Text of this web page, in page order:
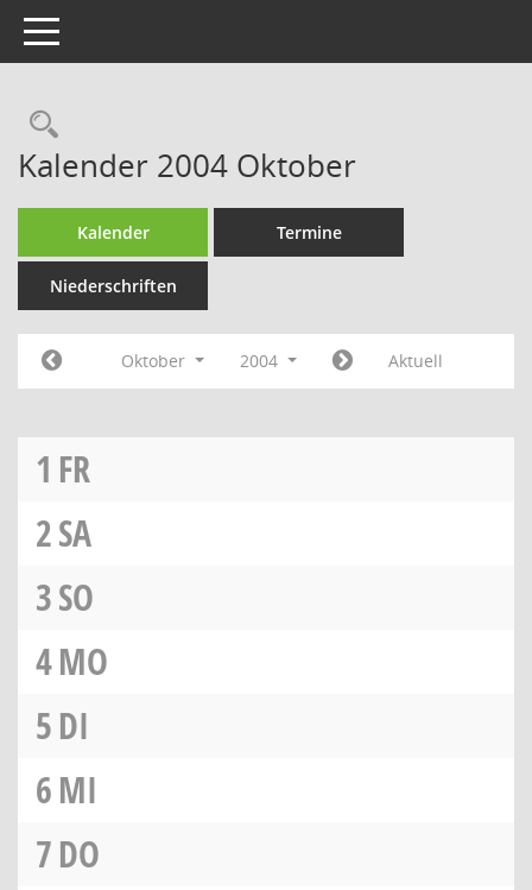
Toggle navigation
Rechercheauswahl
Kalender 2004 Oktober
Kalender Termine
Niederschriften
Oktober 2004 Aktuell
1 FR
2SA
3SO
4MO
5DI
6MI
7DO